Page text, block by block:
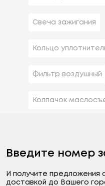
Свеча зажигания
Кольцо
Фильтр воздушный
Колпачок
Введите номер
И получите предложения
доставкой до Вашего